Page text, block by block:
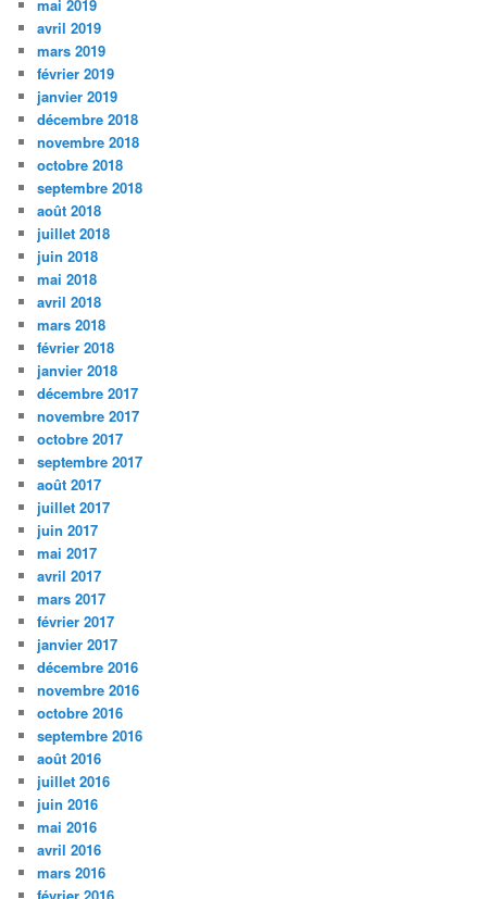
mai 2019
avril 2019
mars 2019
février 2019
janvier 2019
décembre 2018
novembre 2018
octobre 2018
septembre 2018
août 2018
juillet 2018
juin 2018
mai 2018
avril 2018
mars 2018
février 2018
janvier 2018
décembre 2017
novembre 2017
octobre 2017
septembre 2017
août 2017
juillet 2017
juin 2017
mai 2017
avril 2017
mars 2017
février 2017
janvier 2017
décembre 2016
novembre 2016
octobre 2016
septembre 2016
août 2016
juillet 2016
juin 2016
mai 2016
avril 2016
mars 2016